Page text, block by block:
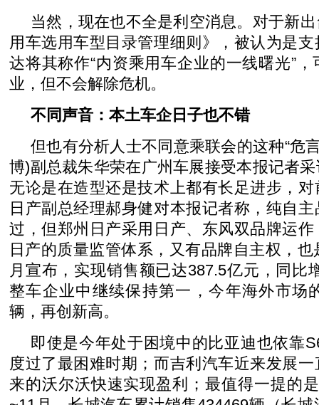
当然，现在也不全是利空消息。对于新
用车选用车型目录管理细则》，被认为是
达将其称作“内资乘用车企业的一线曙光”
业，但不会解除危机。
不同声音：本土车企日子也不错
但也有分析人士不同意乘联会的这种“危
博)副总裁朱华荣在广州车展接受本报记者
无论是在造型还是技术上都有长足进步，
日产副总经理郝身健对本报记者称，纯自
过，但郑州日产采用日产、东风双品牌运
日产的质量监管体系，又有品牌自主权，
月宣布，实现销售额已达387.5亿元，同比
整车企业中继续保持第一，今年海外市场
辆，再创新高。
即使是今年处于困境中的比亚迪也依靠
度过了最困难时期；而吉利汽车近来发展
来的沃尔沃快速实现盈利；最值得一提的